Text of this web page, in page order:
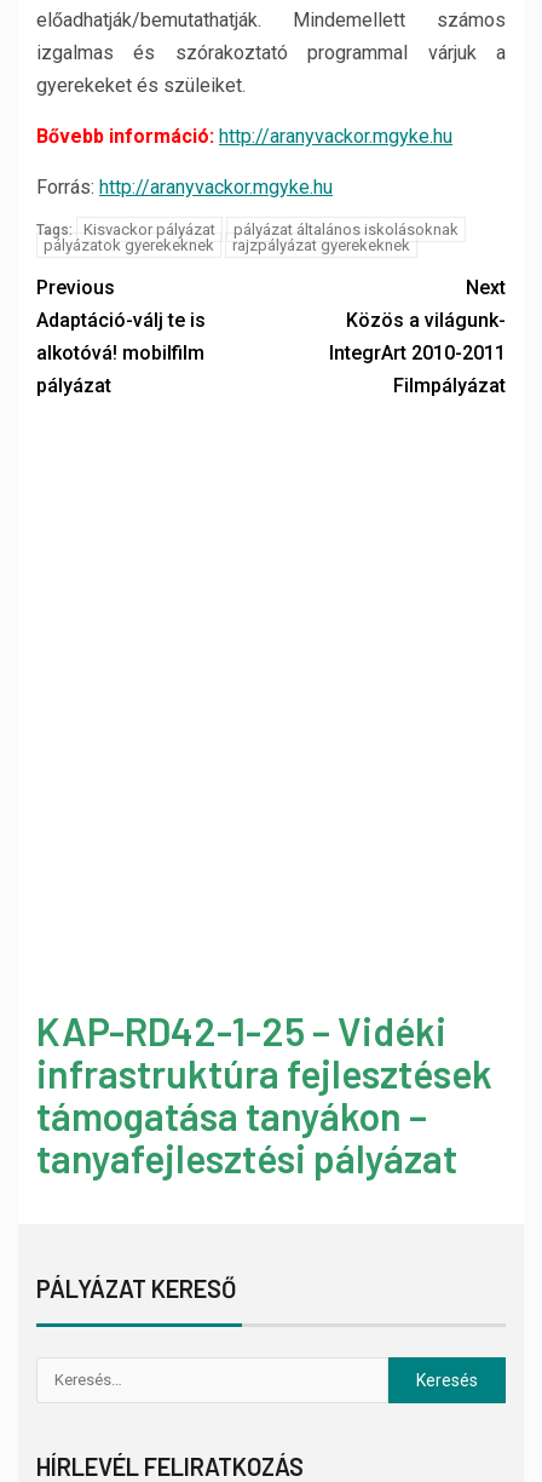
előadhatják/bemutathatják. Mindemellett számos
izgalmas és szórakoztató programmal várjuk a
gyerekeket és szüleiket.
Bővebb információ: http://aranyvackor.mgyke.hu
Forrás: http://aranyvackor.mgyke.hu
Tags: Kisvackor pályázat
pályázat általános iskolásoknak
pályázatok gyerekeknek
rajzpályázat gyerekeknek
Previous
Adaptáció-válj te is
alkotóvá! mobilfilm
pályázat
Next
Közös a világunk-
IntegrArt 2010-2011
Filmpályázat
KAP-RD42-1-25 – Vidéki
infrastruktúra fejlesztések
támogatása tanyákon –
tanyafejlesztési pályázat
PÁLYÁZAT KERESŐ
HÍRLEVÉL FELIRATKOZÁS